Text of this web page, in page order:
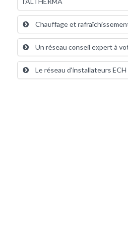
Chauffage et
Un réseau conseil expert à
Le réseau d'installateurs ECH